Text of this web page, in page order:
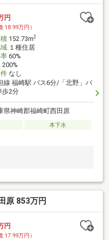
円
:18.99万円）
152.73m2
１種住居
60%
200%
なし
線 福崎駅 バス6分/「北野」バ
歩2分
県神崎郡福崎町西田原
本下水
原 853万円
円
:17.99万円）